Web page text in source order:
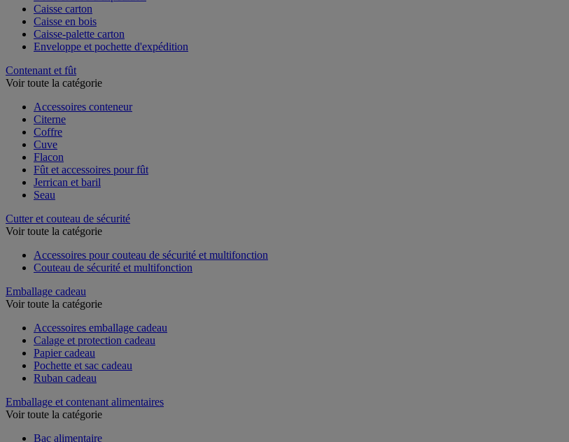
Boîte et tube d'expédition
Caisse carton
Caisse en bois
Caisse-palette carton
Contenant et fût
Accessoires conteneur
Citerne
Coffre
Cuve
Flacon
Fût et accessoires pour fût
Jerrican et baril
Cutter et couteau de sécurité
Accessoires pour couteau de sécurité et multifonction
Emballage cadeau
Accessoires emballage cadeau
Calage et protection cadeau
Papier cadeau
Pochette et sac cadeau
Emballage et contenant alimentaires